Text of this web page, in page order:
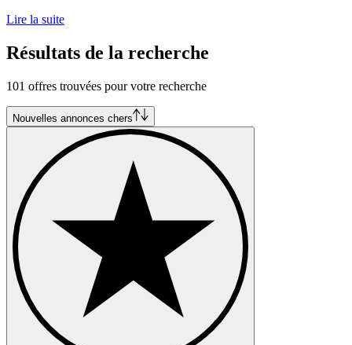
Lire la suite
Résultats de la recherche
101 offres trouvées pour votre recherche
Nouvelles annonces chers